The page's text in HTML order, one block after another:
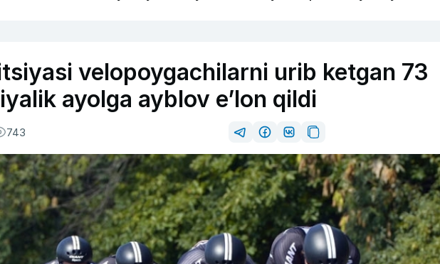
velopoygachilarni urib ketgan 73
ayolga ayblov e’lon qildi
743